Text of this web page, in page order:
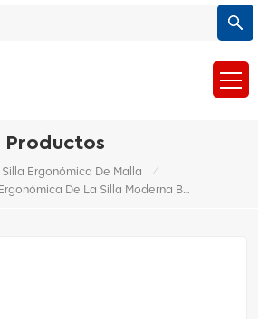
Productos
Silla Ergonómica De Malla
/
Silla Ejecutiva Ergonómica De La Silla Moderna Blanca De Lujo De La Oficina Con El Material Del Metal De La Malla Para El Uso De La Oficina